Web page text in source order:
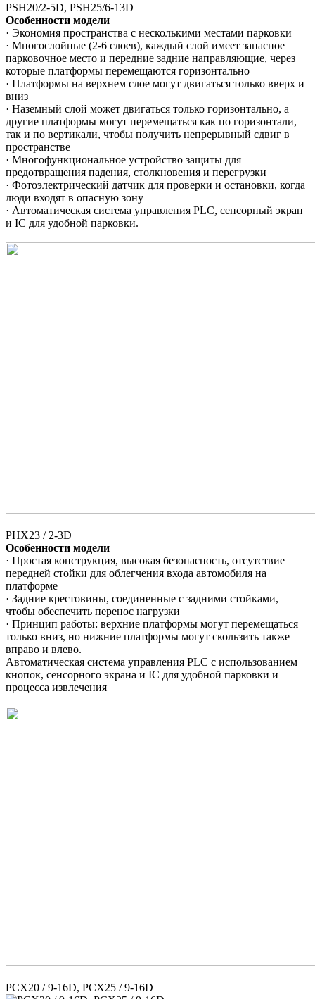
PSH20/2-5D, PSH25/6-13D
Особенности модели
· Экономия пространства с несколькими местами парковки
· Многослойные (2-6 слоев), каждый слой имеет запасное
парковочное место и передние задние направляющие, через
которые платформы перемещаются горизонтально
· Платформы на верхнем слое могут двигаться только вверх и
вниз
· Наземный слой может двигаться только горизонтально, а
другие платформы могут перемещаться как по горизонтали,
так и по вертикали, чтобы получить непрерывный сдвиг в
пространстве
· Многофункциональное устройство защиты для
предотвращения падения, столкновения и перегрузки
· Фотоэлектрический датчик для проверки и остановки, когда
люди входят в опасную зону
· Автоматическая система управления PLC, сенсорный экран
и IC для удобной парковки.
PHX23 / 2-3D
Особенности модели
· Простая конструкция, высокая безопасность, отсутствие
передней стойки для облегчения входа автомобиля на
платформе
· Задние крестовины, соединенные с задними стойками,
чтобы обеспечить перенос нагрузки
· Принцип работы: верхние платформы могут перемещаться
только вниз, но нижние платформы могут скользить также
вправо и влево.
Автоматическая система управления PLC с использованием
кнопок, сенсорного экрана и IC для удобной парковки и
процесса извлечения
PCX20 / 9-16D, PCX25 / 9-16D